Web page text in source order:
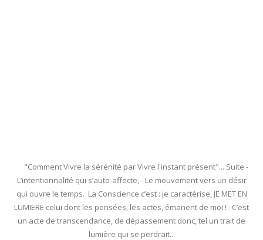
"Comment Vivre la sérénité par Vivre l'instant présent"... Suite -
L’intentionnalité qui s’auto-affecte, - Le mouvement vers un désir
qui ouvre le temps. La Conscience c’est : je caractérise, JE MET EN
LUMIERE celui dont les pensées, les actes, émanent de moi ! C’est
un acte de transcendance, de dépassement donc, tel un trait de
lumière qui se perdrait...